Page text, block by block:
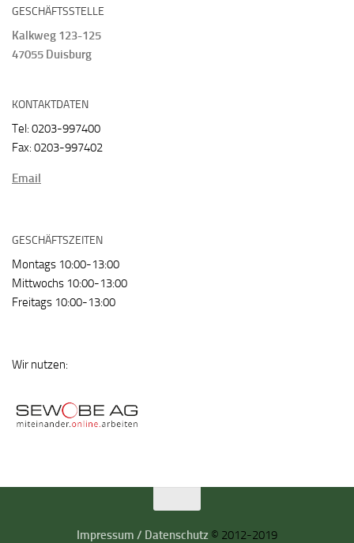
GESCHÄFTSSTELLE
Kalkweg 123-125
47055 Duisburg
KONTAKTDATEN
Tel: 0203-997400
Fax: 0203-997402
Email
GESCHÄFTSZEITEN
Montags 10:00-13:00
Mittwochs 10:00-13:00
Freitags 10:00-13:00
Wir nutzen:
Impressum / Datenschutz © 2012-2019